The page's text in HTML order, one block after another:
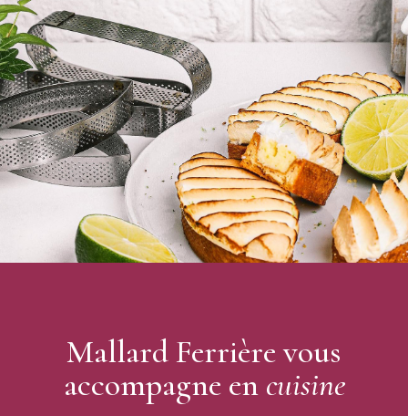
Mallard Ferrière vous
accompagne en cuisine